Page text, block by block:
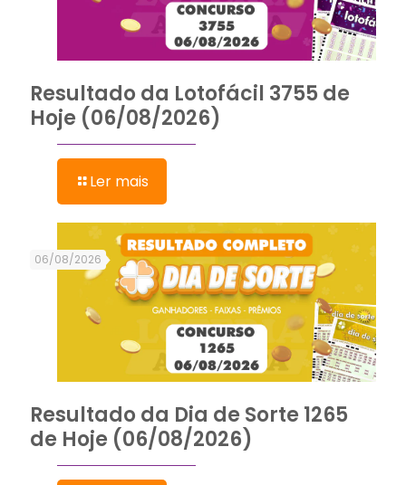
Resultado da Lotofácil 3755 de
Hoje (06/08/2026)
Ler mais
06/08/2026
Resultado da Dia de Sorte 1265
de Hoje (06/08/2026)